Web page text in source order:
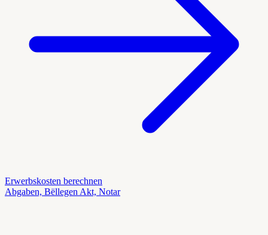
Erwerbskosten berechnen
Abgaben, Bëllegen Akt, Notar